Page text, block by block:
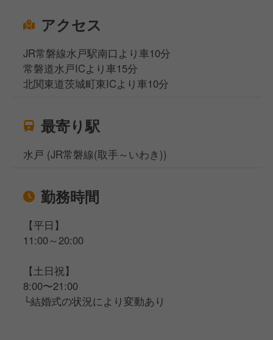
アクセス
JR常磐線水戸駅南口より車10分
常磐道水戸ICより車15分
北関東道茨城町東ICより車10分
最寄り駅
水戸 (JR常磐線(取手～いわき))
勤務時間
【平日】
11:00～20:00
【土日祝】
8:00〜21:00
└結婚式の状況により変動あり